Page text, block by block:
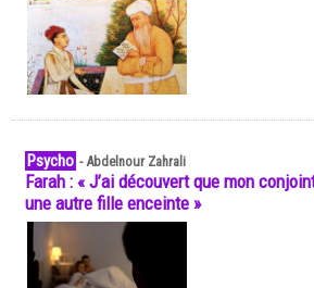
Psycho -Abdelnour Zahrali
Farah : « J’ai découvert que mon
une autre fille enceinte »